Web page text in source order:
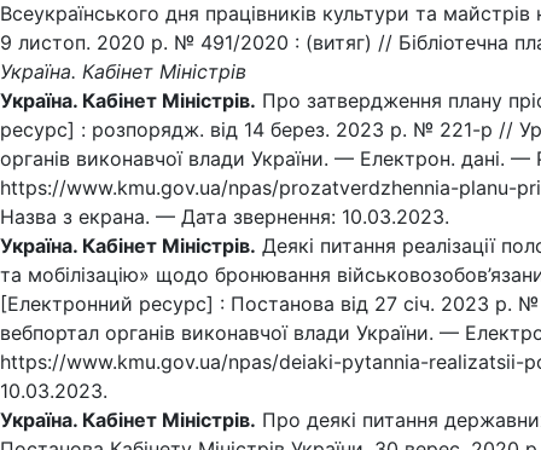
Всеукраїнського дня працівників культури та
9 листоп. 2020 р. № 491/2020 : (витяг) // Бібліотечна
Україна. Кабінет Міністрів
Україна. Кабінет Міністрів. Про затвердження плану
ресурс] : розпорядж. від 14 берез. 2023 р. № 221-р //
органів виконавчої влади України. — Електрон. дані.
https://www.kmu.gov.ua/npas/prozatverdzhennia-planu-
Назва з екрана. — Дата звернення: 10.03.2023.
Україна. Кабінет Міністрів. Деякі питання реалізації
та мобілізацію» щодо бронювання
[Електронний ресурс] : Постанова від 27 січ. 2023 р.
вебпортал органів виконавчої влади України. —
https://www.kmu.gov.ua/npas/deiaki-pytannia-realizatsii-
10.03.2023.
Україна. Кабінет Міністрів. Про деякі питання